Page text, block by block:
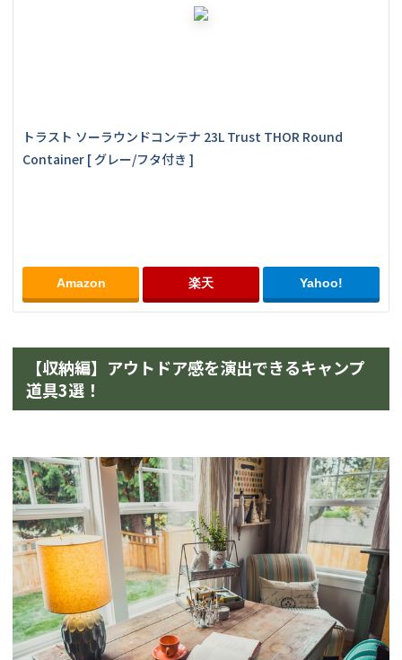
トラスト ソーラウンドコンテナ 23L Trust THOR Round
Container [ グレー/フタ付き ]
Amazon 楽天 Yahoo!
【収納編】アウトドア感を演出できるキャンプ
道具3選！